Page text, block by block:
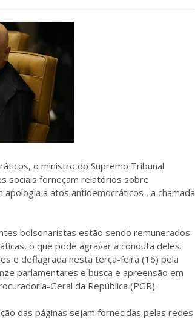
o ministro do Supremo Tribunal
sociais forneçam relatórios sobre
a atos antidemocráticos , a chamada
bolsonaristas estão sendo remunerados
o que pode agravar a conduta deles.
e deflagrada nesta terça-feira (16) pela
parlamentares e busca e apreensão em
Geral da República (PGR).
das páginas sejam fornecidas pelas redes